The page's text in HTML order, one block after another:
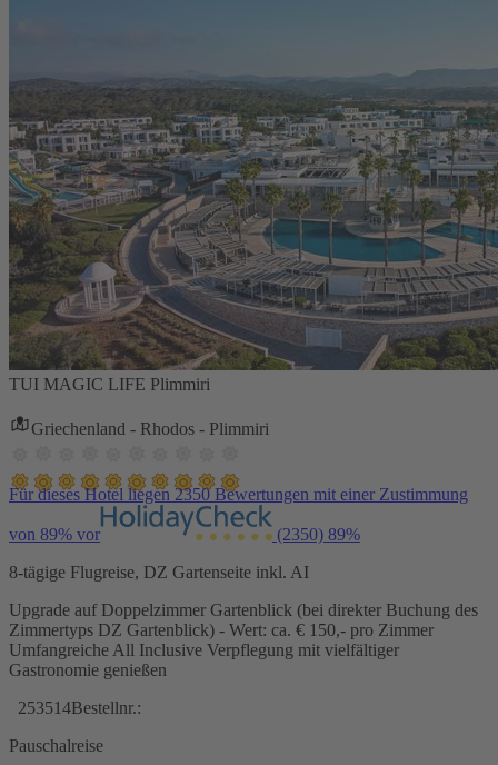
TUI MAGIC LIFE Plimmiri
Griechenland - Rhodos - Plimmiri
Für dieses Hotel liegen 2350 Bewertungen mit einer Zustimmung
von 89% vor (2350) 89%
8-tägige Flugreise, DZ Gartenseite inkl. AI
Upgrade auf Doppelzimmer Gartenblick (bei direkter Buchung des
Zimmertyps DZ Gartenblick) - Wert: ca. € 150,- pro Zimmer
Umfangreiche All Inclusive Verpflegung mit vielfältiger
Gastronomie genießen
253514Bestellnr.:
Pauschalreise